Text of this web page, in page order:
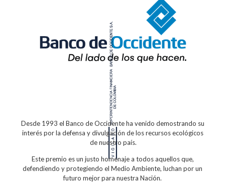
Desde 1993 el Banco de Occidenteha venido demostrando su
interés por la defensa y divulgación de los recursos ecológicos
de nuestro país.
Este premio es un justo homenaje a todosaquellos que,
defendiendo y protegiendo el Medio Ambiente, luchan por un
futuro mejor para nuestra Nación.